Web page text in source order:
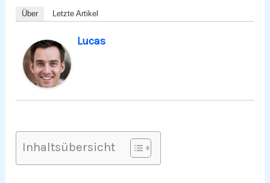
Über Letzte Artikel
Lucas
Inhaltsübersicht